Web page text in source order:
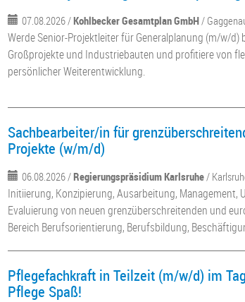
07.08.2026 /Kohlbecker Gesamtplan GmbH/
Werde Senior-Projektleiter für Generalplanung (m/w/d)
Großprojekte und Industriebauten und profitiere von
persönlicher Weiterentwicklung.
Sachbearbeiter/in für
Projekte (w/m/d)
06.08.2026 /Regierungspräsidium Karlsruhe/
Initiierung, Konzipierung, Ausarbeitung, Management,
Evaluierung von neuen grenzüberschreitenden und
Bereich Berufsorientierung, Berufsbildung,
Pflegefachkraft in Teilzeit (m/w/d) im
Pflege Spaß!